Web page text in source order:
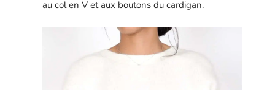
au col en V et aux boutons du cardigan.